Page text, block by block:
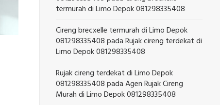
termurah di Limo Depok 081298335408
Cireng brecxelle termurah di Limo Depok
081298335408padaRujak cireng terdekat di
Limo Depok 081298335408
Rujak cireng terdekat di Limo Depok
081298335408padaAgen Rujak Cireng
Murah di Limo Depok 081298335408